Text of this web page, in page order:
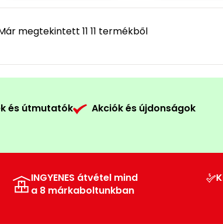
megtekintett 11 11 termékből
és útmutatók Akciók és újdonságok
INGYENES átvétel mind
a 8 márkaboltunkban